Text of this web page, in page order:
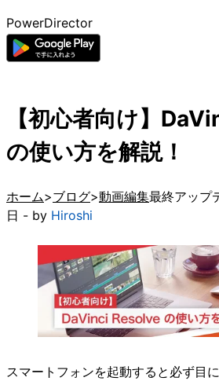
PowerDirector
【初心者向け】
の使い方を解説！
ホーム ブログ 動画編集最終アップ
日 - by Hiroshi
スマートフォンを起動すると必ず目